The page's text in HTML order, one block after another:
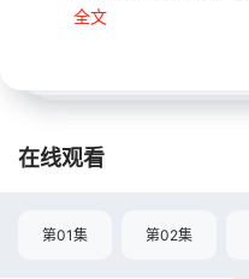
全文
在线观看
第01集 第02集